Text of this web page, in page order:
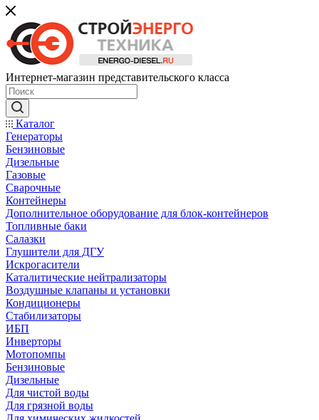
Интернет-магазин представительского класса
Каталог
Генераторы
Бензиновые
Дизельные
Газовые
Сварочные
Контейнеры
Дополнительное оборудование для блок-контейнеров
Топливные баки
Салазки
Глушители для ДГУ
Искрогасители
Каталитические нейтрализаторы
Воздушные клапаны и установки
Кондиционеры
Стабилизаторы
ИБП
Инверторы
Мотопомпы
Бензиновые
Дизельные
Для чистой воды
Для грязной воды